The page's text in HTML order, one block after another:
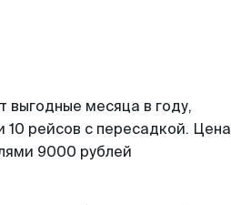
выгодные месяца в году,
рейсов с пересадкой. Цена
9000 рублей